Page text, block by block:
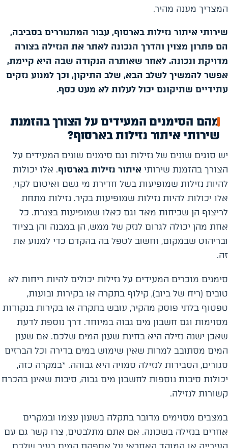
המצריך מענה מהיר.
שירותי איתור נזילות בארסוף, עבור המתגוררים בסביבה,
הם פתרון מצוין והדרך הנכונה לאתר את הנזילה בצורה
מדויקת ונכונה. לאחר שאותרה הנקודה שבה היא קיימת,
אפשר להמשיך לשלב הבא, שלב התיקון, וכך למנוע נזקים
עתידיים שתיקונם יכול לעלות לא מעט כסף.
מהם הסימנים המעידים על הצורך בהזמנת
שירותי איתור נזילות בארסוף?
יש סוגים שונים של נזילות וגם סימנים שונים המעידים על
הצורך בהזמנת שירותי איתור נזילות בארסוף. אלו יכולות
להיות נזילות שמופיעות בשל חדירת מי גשם ואיטום לקוי,
אלו יכולות להיות נזילות שמופיעות בקיר. נזילות מתחת
לריצוף הן שכיחות מאד וגם כאלו שמופיעות בצנרת. כל
אחת מהן יכולה לגרום לנזק של ממש, הן במבנה והן בציוד
ובריהוט שבמקום, וחשוב לטפל בה בהקדם כדי למנוע את
זה.
סימנים מוכרים המעידים על נזילות יכולים להיות ריחות לא
טובים (ריח של ביוב), קילוף בתקרה או בקירות ובועות,
טפטוף בלתי פוסק מהקיר, עובש בתקרה או בקירות בנקודות
מסוימות וגם חשבון מים גבוה במיוחד. דרך נוספת לדעת
שאכן ישנה נזילה היא בחינת שעון המים שלכם. אם שעון
המים מסתובב למרות שאין שימוש במים בדירה וכל הברזים
סגורים, הסבירות לנזילה סמויה היא גבוהה. *במקרה כזה,
יכולות סיבות נוספות לחשבון מים גבוה, סיבות שאינן בהכרח
קשורות לנזילה.
במצבים מסוימים מדובר בתקלה בשעון עצמו ובמקרים
אחרים בנזילה בשכונה. אם אתם מתלבטים, צרו קשר גם עם
העירייה או המוקד האחראי על אספקת המים בעיר שלכם.